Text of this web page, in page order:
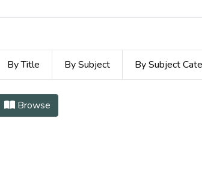
By Title By Subject By Subject
by Author
Browse